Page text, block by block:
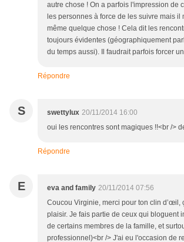
autre chose ! On a parfois l'impression de
les personnes à force de les suivre mais il
même quelque chose ! Cela dit les
toujours évidentes (géographiquement
du temps aussi). Il faudrait parfois forcer
Répondre
S swettylux 20/11/2014 16:00
oui les rencontres sont magiques !!<br />
Répondre
E eva and family 20/11/2014 07:56
Coucou Virginie, merci pour ton clin d’œil,
plaisir. Je fais partie de ceux qui bloguent
de certains membres de la famille, et
professionnel)<br /> J'ai eu l'occasion de